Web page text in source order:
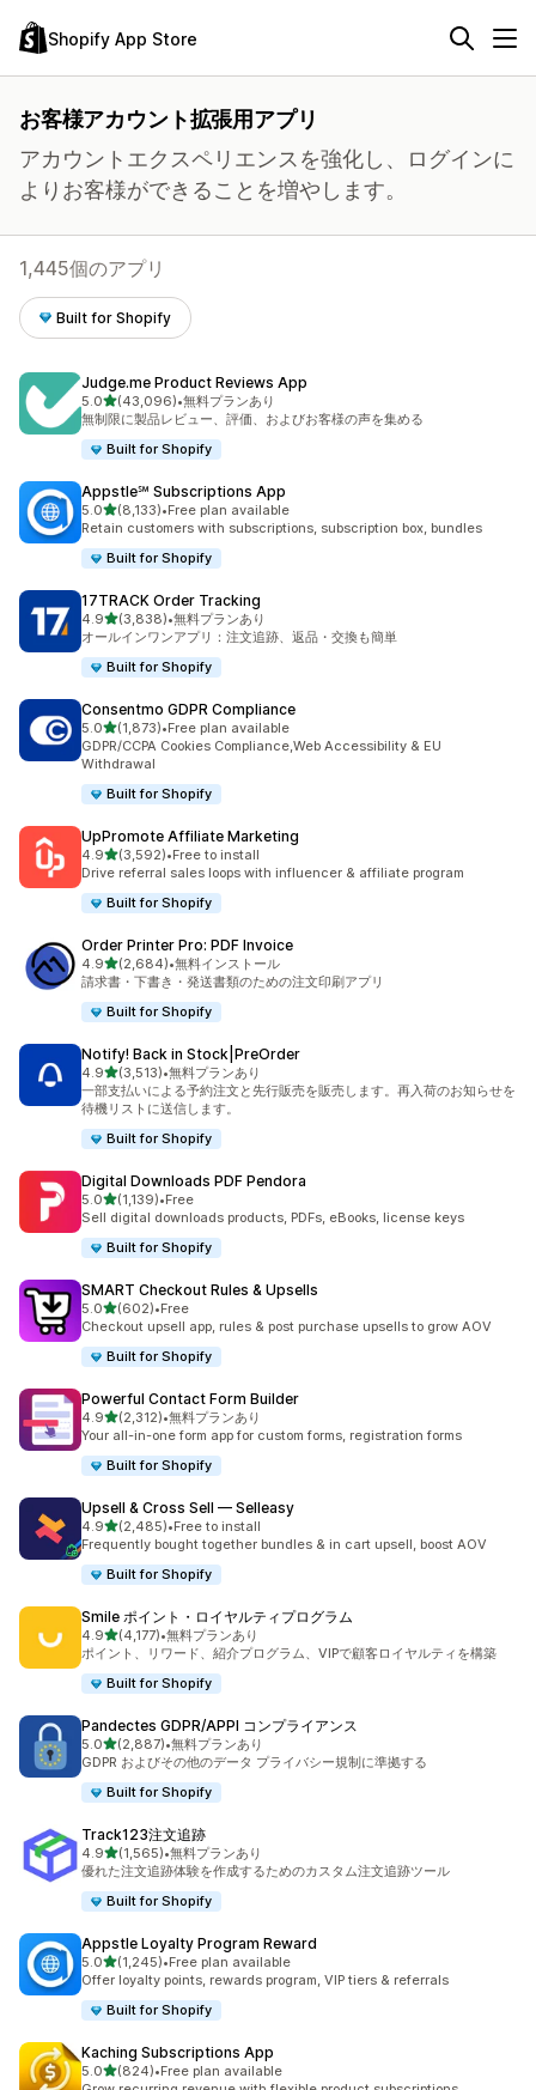
Shopify App Store
お客様アカウント拡張用アプリ
アカウントエクスペリエンスを強化し、ログインに
よりお客様ができることを増やします。
1,445個のアプリ
Built for Shopify
Judge.me Product Reviews App
5.05つ星中
(43,096)
合計レビュー数：43096件
•無料プランあり
無制限に製品レビュー、評価、およびお客様の声を集める
Built for Shopify
Appstle℠ Subscriptions App
5.05つ星中
(8,133)
合計レビュー数：8133件
•Free plan available
Retain customers with subscriptions, subscription box, bundles
Built for Shopify
17TRACK Order Tracking
4.95つ星中
(3,838)
合計レビュー数：3838件
•無料プランあり
オールインワンアプリ：注文追跡、返品・交換も簡単
Built for Shopify
Consentmo GDPR Compliance
5.05つ星中
(1,873)
合計レビュー数：1873件
•Free plan available
GDPR/CCPA Cookies Compliance,Web Accessibility & EU
Withdrawal
Built for Shopify
UpPromote Affiliate Marketing
4.95つ星中
(3,592)
合計レビュー数：3592件
•Free to install
Drive referral sales loops with influencer & affiliate program
Built for Shopify
Order Printer Pro: PDF Invoice
4.95つ星中
(2,684)
合計レビュー数：2684件
•無料インストール
請求書・下書き・発送書類のための注文印刷アプリ
Built for Shopify
Notify! Back in Stock|PreOrder
4.95つ星中
(3,513)
合計レビュー数：3513件
•無料プランあり
一部支払いによる予約注文と先行販売を販売します。再入荷のお知らせを
待機リストに送信します。
Built for Shopify
Digital Downloads PDF Pendora
5.05つ星中
(1,139)
合計レビュー数：1139件
•Free
Sell digital downloads products, PDFs, eBooks, license keys
Built for Shopify
SMART Checkout Rules & Upsells
5.05つ星中
(602)
合計レビュー数：602件
•Free
Checkout upsell app, rules & post purchase upsells to grow AOV
Built for Shopify
Powerful Contact Form Builder
4.95つ星中
(2,312)
合計レビュー数：2312件
•無料プランあり
Your all-in-one form app for custom forms, registration forms
Built for Shopify
Upsell & Cross Sell — Selleasy
4.95つ星中
(2,485)
合計レビュー数：2485件
•Free to install
Frequently bought together bundles & in cart upsell, boost AOV
Built for Shopify
Smile ポイント・ロイヤルティプログラム
4.95つ星中
(4,177)
合計レビュー数：4177件
•無料プランあり
ポイント、リワード、紹介プログラム、VIPで顧客ロイヤルティを構築
Built for Shopify
Pandectes GDPR/APPI コンプライアンス
5.05つ星中
(2,887)
合計レビュー数：2887件
•無料プランあり
GDPR およびその他のデータ プライバシー規制に準拠する
Built for Shopify
Track123注文追跡
4.95つ星中
(1,565)
合計レビュー数：1565件
•無料プランあり
優れた注文追跡体験を作成するためのカスタム注文追跡ツール
Built for Shopify
Appstle Loyalty Program Reward
5.05つ星中
(1,245)
合計レビュー数：1245件
•Free plan available
Offer loyalty points, rewards program, VIP tiers & referrals
Built for Shopify
Kaching Subscriptions App
5.05つ星中
(824)
合計レビュー数：824件
•Free plan available